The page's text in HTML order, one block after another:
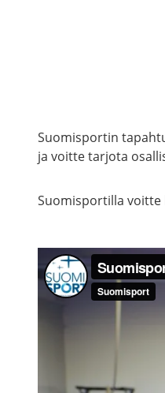
Suomisportin
ja voitte tarjota
Suomisportilla voitte